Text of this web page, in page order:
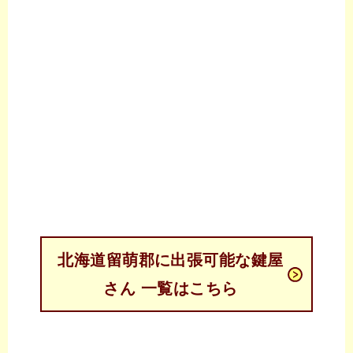
北海道留萌郡に出張可能な鍵屋
さん 一覧はこちら